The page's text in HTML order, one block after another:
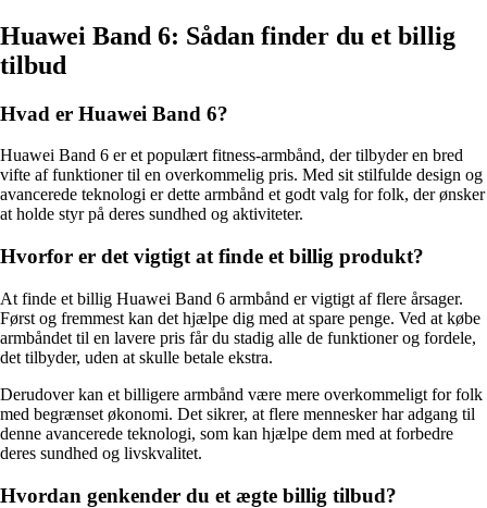
Huawei Band 6: Sådan finder du et billig
tilbud
Hvad er Huawei Band 6?
Huawei Band 6 er et populært fitness-armbånd, der tilbyder en bred
vifte af funktioner til en overkommelig pris. Med sit stilfulde design og
avancerede teknologi er dette armbånd et godt valg for folk, der ønsker
at holde styr på deres sundhed og aktiviteter.
Hvorfor er det vigtigt at finde et billig produkt?
At finde et billig Huawei Band 6 armbånd er vigtigt af flere årsager.
Først og fremmest kan det hjælpe dig med at spare penge. Ved at købe
armbåndet til en lavere pris får du stadig alle de funktioner og fordele,
det tilbyder, uden at skulle betale ekstra.
Derudover kan et billigere armbånd være mere overkommeligt for folk
med begrænset økonomi. Det sikrer, at flere mennesker har adgang til
denne avancerede teknologi, som kan hjælpe dem med at forbedre
deres sundhed og livskvalitet.
Hvordan genkender du et ægte billig tilbud?